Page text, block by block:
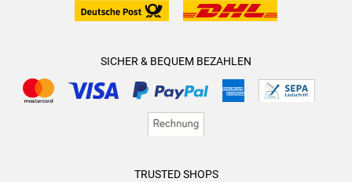
SICHER & BEQUEM BEZAHLEN
TRUSTED SHOPS